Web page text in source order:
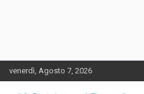
to
content
venerdì, Agosto 7, 2026